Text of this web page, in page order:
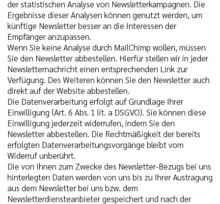
der statistischen Analyse von Newsletterkampagnen. Die
Ergebnisse dieser Analysen können genutzt werden, um
künftige Newsletter besser an die Interessen der
Empfänger anzupassen.
Wenn Sie keine Analyse durch MailChimp wollen, müssen
Sie den Newsletter abbestellen. Hierfür stellen wir in jeder
Newsletternachricht einen entsprechenden Link zur
Verfügung. Des Weiteren können Sie den Newsletter auch
direkt auf der Website abbestellen.
Die Datenverarbeitung erfolgt auf Grundlage Ihrer
Einwilligung (Art. 6 Abs. 1 lit. a DSGVO). Sie können diese
Einwilligung jederzeit widerrufen, indem Sie den
Newsletter abbestellen. Die Rechtmäßigkeit der bereits
erfolgten Datenverarbeitungsvorgänge bleibt vom
Widerruf unberührt.
Die von Ihnen zum Zwecke des Newsletter-Bezugs bei uns
hinterlegten Daten werden von uns bis zu Ihrer Austragung
aus dem Newsletter bei uns bzw. dem
Newsletterdiensteanbieter gespeichert und nach der